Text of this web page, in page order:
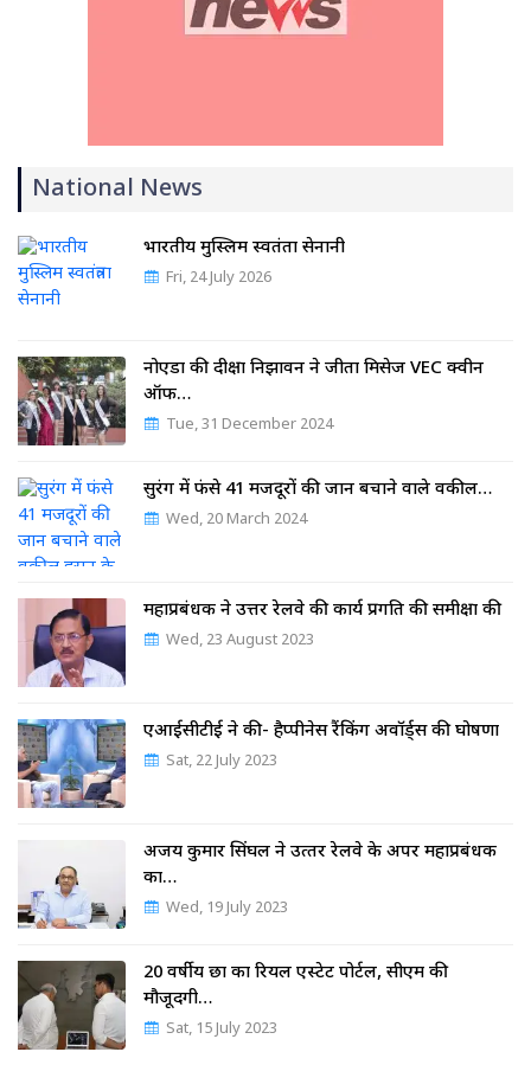
National News
भारतीय मुस्लिम स्वतंत्रता सेनानी
Fri, 24 July 2026
नोएडा की दीक्षा निझावन ने जीता मिसेज VEC क्वीन
ऑफ…
Tue, 31 December 2024
सुरंग में फंसे 41 मजदूरों की जान बचाने वाले वकील…
Wed, 20 March 2024
महाप्रबंधक ने उत्तर रेलवे की कार्य प्रगति की समीक्षा की
Wed, 23 August 2023
एआईसीटीई ने की- हैप्पीनेस रैंकिंग अवॉर्ड्स की घोषणा
Sat, 22 July 2023
अजय कुमार सिंघल ने उत्‍तर रेलवे के अपर महाप्रबंधक
का…
Wed, 19 July 2023
20 वर्षीय छात्र का रियल एस्टेट पोर्टल, सीएम की
मौजूदगी…
Sat, 15 July 2023